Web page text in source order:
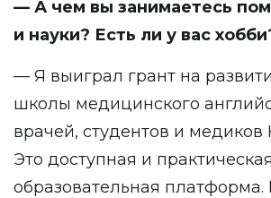
— А чем вы занимаетесь
и науки? Есть ли у вас
— Я выиграл грант на
школы медицинского
врачей, студентов и медиков
Это доступная и практическая
образовательная платформа.